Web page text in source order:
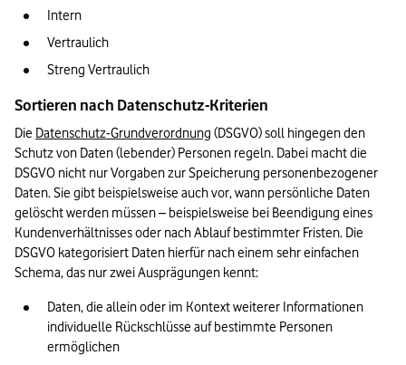
Intern
Vertraulich
Streng Vertraulich
Sortieren nach Datenschutz-Kriterien
Die Datenschutz-Grundverordnung (DSGVO) soll hingegen den
Schutz von Daten (lebender) Personen regeln. Dabei macht die
DSGVO nicht nur Vorgaben zur Speicherung personenbezogener
Daten. Sie gibt beispielsweise auch vor, wann persönliche Daten
gelöscht werden müssen – beispielsweise bei Beendigung eines
Kundenverhältnisses oder nach Ablauf bestimmter Fristen. Die
DSGVO kategorisiert Daten hierfür nach einem sehr einfachen
Schema, das nur zwei Ausprägungen kennt:
Daten, die allein oder im Kontext weiterer Informationen
individuelle Rückschlüsse auf bestimmte Personen
ermöglichen